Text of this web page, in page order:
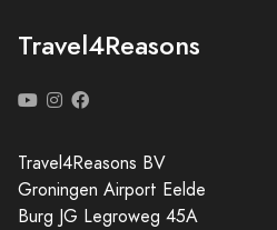
Travel4Reasons
Travel4Reasons BV
Groningen Airport Eelde
Burg JG Legroweg 45A